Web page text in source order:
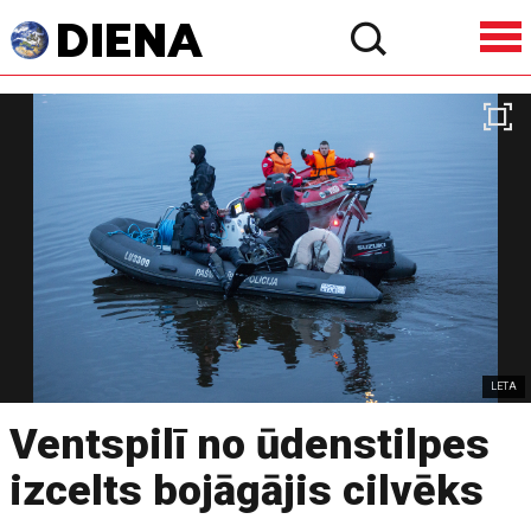
LETA
Ventspilī no ūdenstilpes
izcelts bojāgājis cilvēks